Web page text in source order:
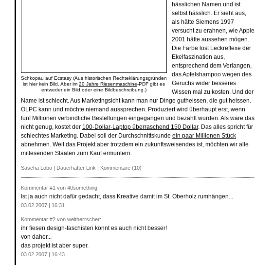
Schkopau auf Ecstasy (Aus historischen Rechteklärungsgründen
ist hier kein Bild. Aber im 20 Jahre Riesenmaschine-PDF gibt es
entweder ein Bild oder eine Bildbeschreibung.)
hässlichen Namen und ist
selbst hässlich. Er sieht aus,
als hätte Siemens 1997
versucht zu erahnen, wie Apple
2001 hätte aussehen mögen.
Die Farbe löst Leckreflexe der
Ekelfaszination aus,
entsprechend dem Verlangen,
das Apfelshampoo wegen des
Geruchs wider besseres
Wissen mal zu kosten. Und der
Name ist schlecht. Aus Marketingsicht kann man nur Dinge gutheissen, die gut heissen.
OLPC kann und möchte niemand aussprechen. Produziert wird überhaupt erst, wenn
fünf Millionen verbindliche Bestellungen eingegangen und bezahlt wurden. Als wäre das
nicht genug, kostet der 100-Dollar-Laptop überraschend 150 Dollar. Das alles spricht für
schlechtes Marketing. Dabei soll der Durchschnittskunde ein paar Millionen Stück
abnehmen. Weil das Projekt aber trotzdem ein zukunftsweisendes ist, möchten wir alle
mitlesenden Staaten zum Kauf ermuntern.
Sascha Lobo | Dauerhafter Link | Kommentare (10)
Kommentar #1 von 40something:
Ist ja auch nicht dafür gedacht, dass Kreative damit im St. Oberholz rumhängen...
03.02.2007 | 16:31
Kommentar #2 von weltherrscher:
ihr fiesen design-faschisten könnt es auch nicht besser!
von daher...
das projekt ist aber super.
03.02.2007 | 16:43